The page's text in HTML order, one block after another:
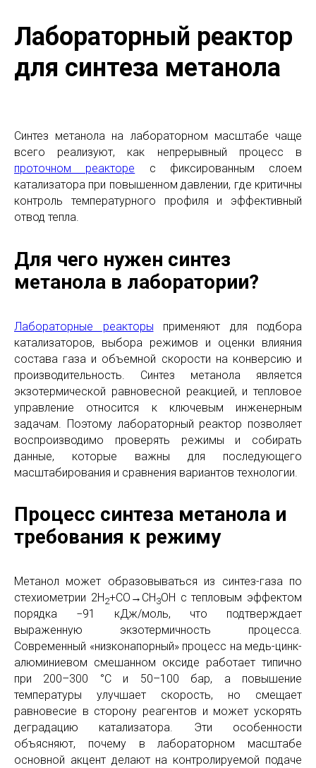
Лабораторный реактор
для синтеза метанола
Синтез метанола на лабораторном масштабе чаще
всего реализуют, как непрерывный процесс в
проточном реакторе с фиксированным слоем
катализатора при повышенном давлении, где критичны
контроль температурного профиля и эффективный
отвод тепла.
Для чего нужен синтез
метанола в лаборатории?
Лабораторные реакторы применяют для подбора
катализаторов, выбора режимов и оценки влияния
состава газа и объемной скорости на конверсию и
производительность. Синтез метанола является
экзотермической равновесной реакцией, и тепловое
управление относится к ключевым инженерным
задачам. Поэтому лабораторный реактор позволяет
воспроизводимо проверять режимы и собирать
данные, которые важны для последующего
масштабирования и сравнения вариантов технологии.
Процесс синтеза метанола и
требования к режиму
Метанол может образовываться из синтез-газа по
стехиометрии 2H2+CO→CH3OH с тепловым эффектом
порядка −91 кДж/моль, что подтверждает
выраженную экзотермичность процесса.
Современный «низконапорный» процесс на медь-цинк-
алюминиевом смешанном оксиде работает типично
при 200–300 °C и 50–100 бар, а повышение
температуры улучшает скорость, но смещает
равновесие в сторону реагентов и может ускорять
деградацию катализатора. Эти особенности
объясняют, почему в лабораторном масштабе
основной акцент делают на контролируемой подаче